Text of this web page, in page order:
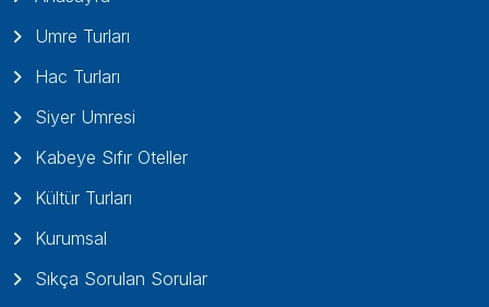
Umre Turları
Hac Turları
Siyer Umresi
Kabeye Sıfır Oteller
Kültür Turları
Kurumsal
Sıkça Sorulan Sorular